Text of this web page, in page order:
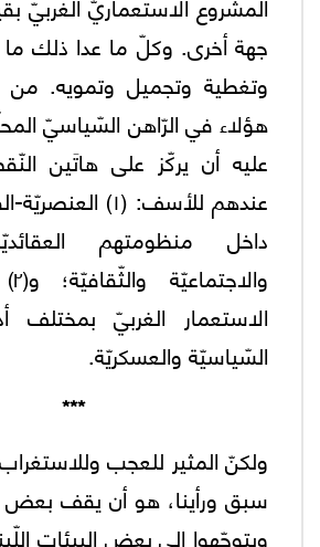
جهة أخرى. وكلّ ما عدا ذلك
وتغطية وتجميل وتمويه. من
هؤلاء في الرّاهن السّياسيّ
عليه أن يركّز على هاتَين
عندهم للأسف: (١)
داخل منظومتهم
الاستعمار الغربيّ بمختلف
السّياسيّة والعسكريّة.
***
ولكنّ المثير للعجب
سبق ورأينا، هو أن يقف بعض
ويتوجّهوا إلى بعض البيئات